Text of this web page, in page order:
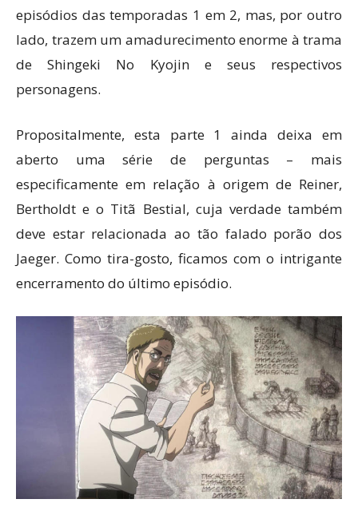
episódios das temporadas 1 em 2, mas, por outro
lado, trazem um amadurecimento enorme à trama
de Shingeki No Kyojin e seus respectivos
personagens.
Propositalmente, esta parte 1 ainda deixa em
aberto uma série de perguntas – mais
especificamente em relação à origem de Reiner,
Bertholdt e o Titã Bestial, cuja verdade também
deve estar relacionada ao tão falado porão dos
Jaeger. Como tira-gosto, ficamos com o intrigante
encerramento do último episódio.